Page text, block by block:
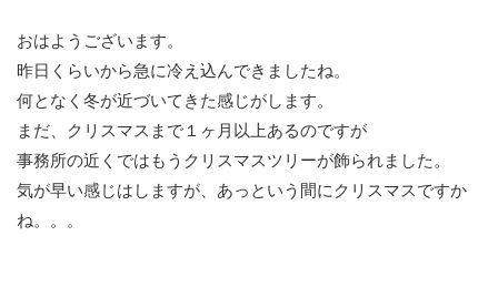
おはようございます。
昨日くらいから急に冷え込んできましたね。
何となく冬が近づいてきた感じがします。
まだ、クリスマスまで１ヶ月以上あるのですが
事務所の近くではもうクリスマスツリーが飾られました。
気が早い感じはしますが、あっという間にクリスマスですか
ね。。。